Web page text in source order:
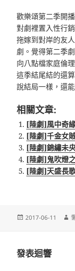
歡樂頌第二季開
對劇裡置入性行
拖嫁到對岸的友
劇。覺得第二季
向八點檔家庭倫
這季結尾結的還
說結局一樣，還
相關文章:
[陸劇]風中奇
[陸劇]千金女
[陸劇]錦繡未
[陸劇]鬼吹燈
[陸劇]天盛長
發
2017-06-11
發表迴響